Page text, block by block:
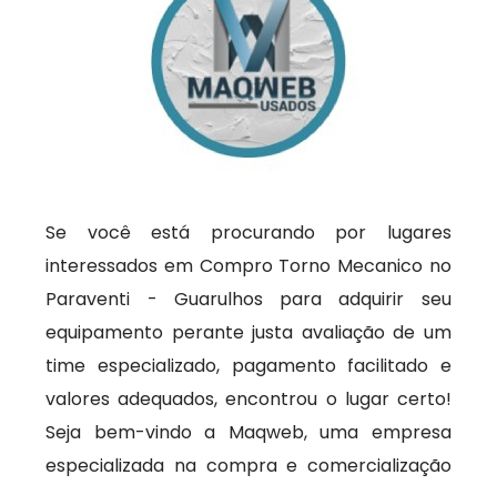
Se você está procurando por lugares
interessados em Compro Torno Mecanico no
Paraventi - Guarulhos para adquirir seu
equipamento perante justa avaliação de um
time especializado, pagamento facilitado e
valores adequados, encontrou o lugar certo!
Seja bem-vindo a Maqweb, uma empresa
especializada na compra e comercialização